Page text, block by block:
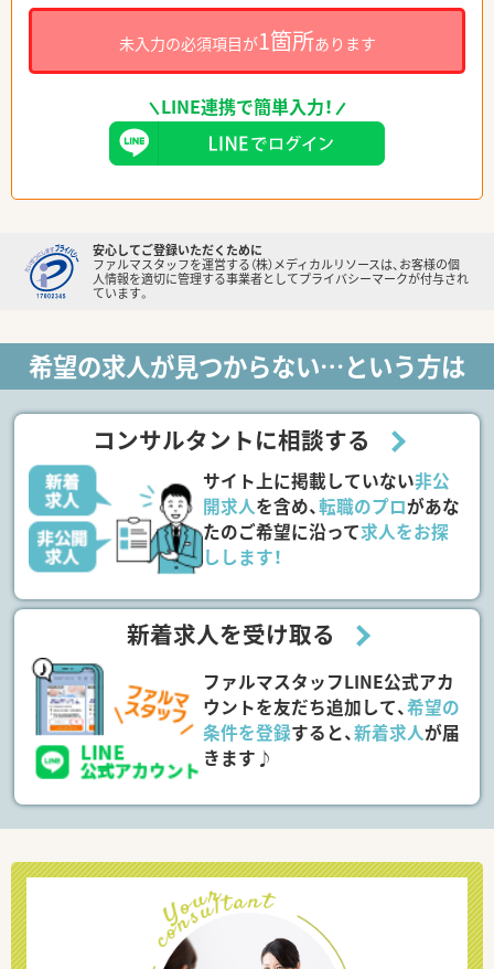
未入力の必須項目が1箇所あります
LINE連携で簡単入力！
安心してご登録いただくために
ファルマスタッフを運営する（株）メディカルリソースは、お客様の個
人情報を適切に管理する事業者としてプライバシーマークが付与され
ています。
希望の求人が見つからない…という方は
コンサルタントに相談する
サイト上に掲載していない非公
開求人を含め、転職のプロがあな
たのご希望に沿って求人をお探
しします！
新着求人を受け取る
ファルマスタッフLINE公式アカ
ウントを友だち追加して、希望の
条件を登録すると、新着求人が届
きます♪